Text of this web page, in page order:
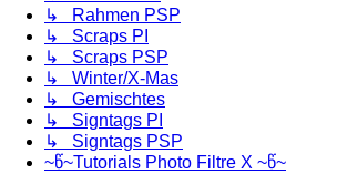
↳ Rahmen PSP
↳ Scraps PI
↳ Scraps PSP
↳ Winter/X-Mas
↳ Gemischtes
↳ Signtags PI
↳ Signtags PSP
~წ~Tutorials Photo Filtre X ~წ~